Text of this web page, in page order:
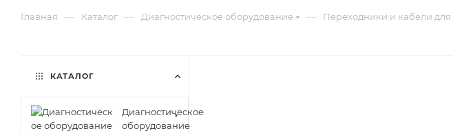
Главная — Каталог — Диагностическое оборудование — Переходники и кабели для
КАТАЛОГ
Диагностическое
оборудование